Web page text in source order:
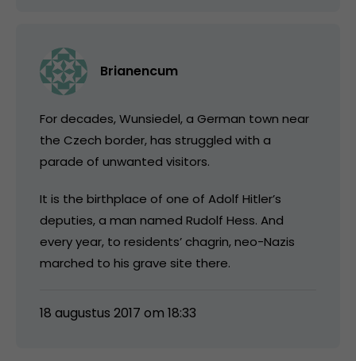
Brianencum
For decades, Wunsiedel, a German town near
the Czech border, has struggled with a
parade of unwanted visitors.
It is the birthplace of one of Adolf Hitler’s
deputies, a man named Rudolf Hess. And
every year, to residents’ chagrin, neo-Nazis
marched to his grave site there.
18 augustus 2017 om 18:33